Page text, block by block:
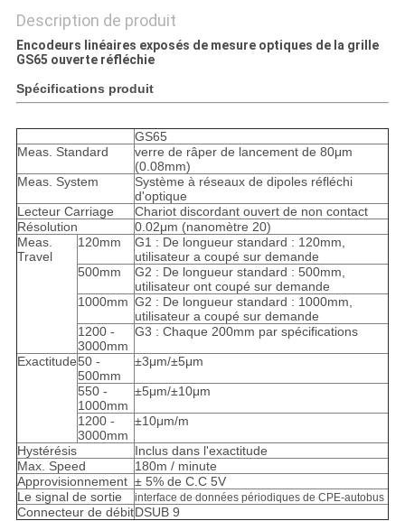
Description de produit
Encodeurs linéaires exposés de mesure optiques de la grille
GS65 ouverte réfléchie
Spécifications produit
GS65
Meas. Standard
verre de râper de lancement de 80μm
(0.08mm)
Meas. System
Système à réseaux de dipoles réfléchi
d'optique
Lecteur Carriage
Chariot discordant ouvert de non contact
Résolution
0.02μm (nanomètre 20)
Meas.
Travel
120mm
G1 : De longueur standard : 120mm,
utilisateur a coupé sur demande
500mm
G2 : De longueur standard : 500mm,
utilisateur ont coupé sur demande
1000mm G2 : De longueur standard : 1000mm,
utilisateur a coupé sur demande
1200 -
3000mm
G3 : Chaque 200mm par spécifications
Exactitude50 -
500mm
±3μm/±5μm
550 -
1000mm
±5μm/±10μm
1200 -
3000mm
±10μm/m
Hystérésis
Inclus dans l'exactitude
Max. Speed
180m / minute
Approvisionnement ± 5% de C.C 5V
Le signal de sortie
interface de données périodiques de CPE-autobus
Connecteur de débitDSUB 9